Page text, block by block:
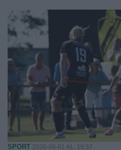
SPORT 2026-08-01 KL. 19:37